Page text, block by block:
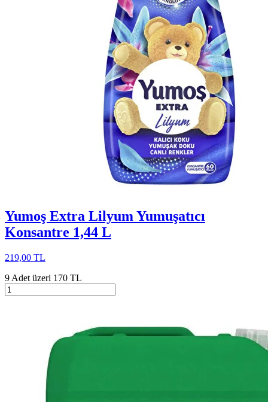
Yumoş Extra Lilyum Yumuşatıcı
Konsantre 1,44 L
219,00 TL
9 Adet üzeri 170 TL